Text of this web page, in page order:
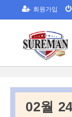
to
회원가입
02월